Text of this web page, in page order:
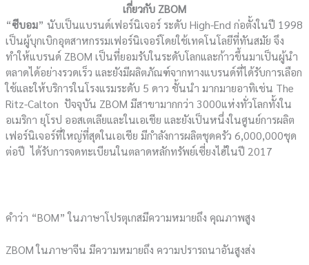
เกี่ยวกับ ZBOM
“ซีบอม” นับเป็นแบรนด์เฟอร์นิเจอร์ ระดับ High-End ก่อตั้งในปี 1998
เป็นผู้บุกเบิกอุตสาหกรรมเฟอร์นิเจอร์โดยใช้เทคโนโลยีที่ทันสมัย จึง
ทำให้แบรนด์ ZBOM เป็นที่ยอมรับในระดับโลกและก้าวขึ้นมาเป็นผู้นำ
ตลาดได้อย่างรวดเร็ว และยังมีผลิตภัณฑ์จากทางแบรนด์ที่ได้รับการเลือก
ใช้และให้บริการในโรงแรมระดับ 5 ดาว ชั้นนำ มากมายอาทิเช่น The
Ritz-Calton ปัจจุบัน ZBOM มีสาขามากกว่า 3000แห่งทั่วโลกทั้งใน
อเมริกา ยุโรป ออสเตเลียและในเอเชีย และยังเป็นหนึ่งในศูนย์การผลิต
เฟอร์นิเจอร์ที่ใหญ่ที่สุดในเอเชีย มีกำลังการผลิตชุดครัว 6,000,000ชุด
ต่อปี ได้รับการจดทะเบียนในตลาดหลักทรัพย์เซี่ยงไฮ้ในปี 2017
คำว่า “BOM” ในภาษาโปรตุเกสมีความหมายถึง คุณภาพสูง
ZBOM ในภาษาจีน มีความหมายถึง ความปรารถนาอันสูงส่ง